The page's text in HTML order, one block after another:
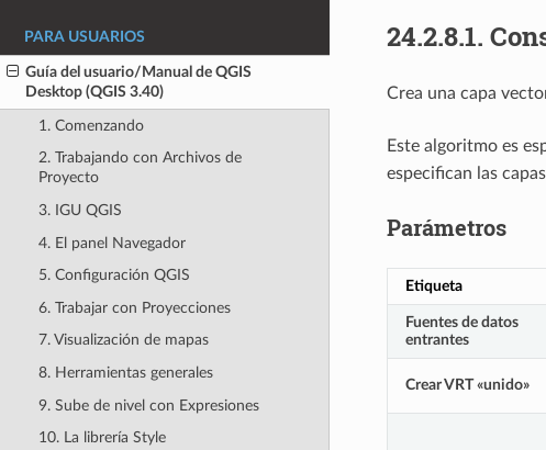
PARA USUARIOS
Guía del usuario/Manual de QGIS
Desktop (QGIS 3.40)
1. Comenzando
2. Trabajando con Archivos de
Proyecto
3. IGU QGIS
4. El panel Navegador
5. Configuración QGIS
6. Trabajar con Proyecciones
7. Visualización de mapas
8. Herramientas generales
9. Sube de nivel con Expresiones
10. La librería Style
24.2.8.1.
Crea una capa
Este algoritmo es
especifican las
Parámetros
Etiqueta
Fuentes de datos
entrantes
Crear VRT «unido»